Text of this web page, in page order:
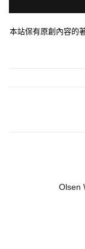
本站保有原創內容的
Olsen